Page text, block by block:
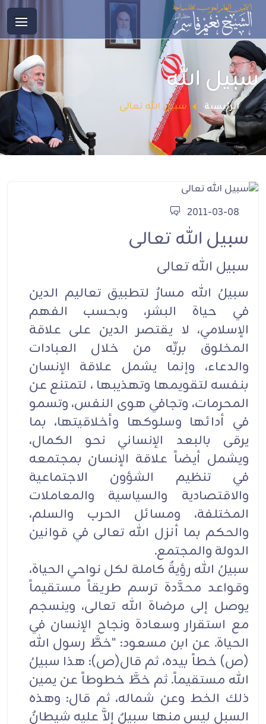
سبيل الله
الرئيسية سبيل الله تعالى
2011-03-08
سبيل الله تعالى
سبيل الله تعالى
سبيلُ الله مسارٌ لتطبيق تعاليم الدين
في حياة البشر، وبحسب الفهم
الإسلامي، لا يقتصر الدين على علاقة
المخلوق بربِّه من خلال العبادات
والدعاء، وإنما يشمل علاقة الإنسان
بنفسه لتقويمها وتهذيبها ، لتمتنع عن
المحرمات، وتجافي هوى النفس، وتسمو
في أدائها وسلوكها وأخلاقيتها، بما
يرقى بالبعد الإنساني نحو الكمال،
ويشمل أيضاً علاقة الإنسان بمجتمعه
في تنظيم الشؤون الاجتماعية
والاقتصادية والسياسية والمعاملات
المختلفة، ومسائل الحرب والسلم،
والحكم بما أنزل الله تعالى في قوانين
الدولة والمجتمع.
سبيلُ الله رؤيةٌ كاملة لكل نواحي الحياة،
وقواعد محدَّدة ترسم طريقاً مستقيماً
يوصل إلى مرضاة الله تعالى، وينسجم
مع استقرار وسعادة ونجاح الإنسان في
الحياة. عن ابن مسعود: "خطَّ رسول الله
(ص) خطاً بيده، ثم قال(ص): هذا سبيلُ
الله مستقيماً. ثم خطَّ خطوطاً عن يمين
ذلك الخط وعن شماله، ثم قال: وهذه
السبل ليس منها سبيلٌ إلاَّ عليه شيطانٌ